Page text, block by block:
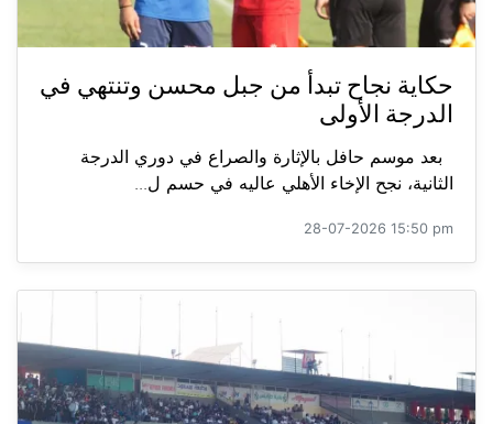
حكاية نجاح تبدأ من جبل محسن وتنتهي في
الدرجة الأولى
بعد موسم حافل بالإثارة والصراع في دوري الدرجة
الثانية، نجح الإخاء الأهلي عاليه في حسم ل...
28-07-2026 15:50 pm